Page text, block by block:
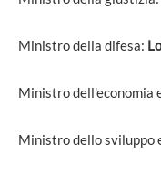
Ministro della difesa:
Ministro dell'economia
Ministro dello sviluppo